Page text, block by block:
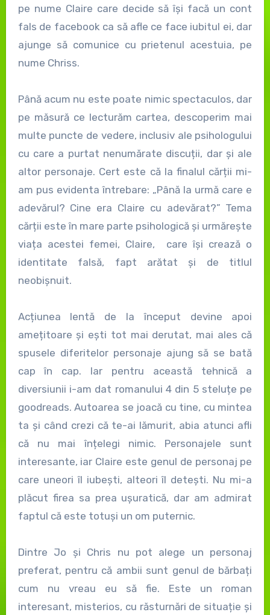
pe nume Claire care decide să își facă un cont
fals de facebook ca să afle ce face iubitul ei, dar
ajunge să comunice cu prietenul acestuia, pe
nume Chriss.
Până acum nu este poate nimic spectaculos, dar
pe măsură ce lecturăm cartea, descoperim mai
multe puncte de vedere, inclusiv ale psihologului
cu care a purtat nenumărate discuții, dar și ale
altor personaje. Cert este că la finalul cărții mi-
am pus evidenta întrebare: „Până la urmă care e
adevărul? Cine era Claire cu adevărat?” Tema
cărții este în mare parte psihologică și urmărește
viața acestei femei, Claire, care își crează o
identitate falsă, fapt arătat și de titlul
neobișnuit.
Acțiunea lentă de la început devine apoi
amețitoare și ești tot mai derutat, mai ales că
spusele diferitelor personaje ajung să se bată
cap în cap. Iar pentru această tehnică a
diversiunii i-am dat romanului 4 din 5 steluțe pe
goodreads. Autoarea se joacă cu tine, cu mintea
ta și când crezi că te-ai lămurit, abia atunci afli
că nu mai înțelegi nimic. Personajele sunt
interesante, iar Claire este genul de personaj pe
care uneori îl iubești, alteori îl detești. Nu mi-a
plăcut firea sa prea ușuratică, dar am admirat
faptul că este totuși un om puternic.
Dintre Jo și Chris nu pot alege un personaj
preferat, pentru că ambii sunt genul de bărbați
cum nu vreau eu să fie. Este un roman
interesant, misterios, cu răsturnări de situație și